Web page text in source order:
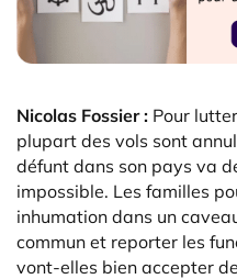
Nicolas Fossier : Pour
plupart des vols sont
défunt dans son pays va
impossible. Les familles
inhumation dans un
commun et reporter les
vont-elles bien accepter